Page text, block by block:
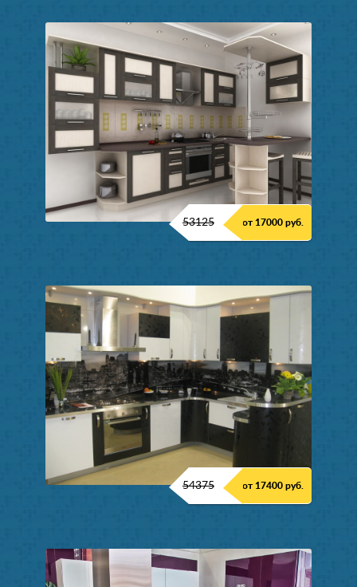
53125 от 17000 руб.
54375 от 17400 руб.